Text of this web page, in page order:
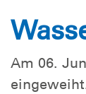
Am 06.